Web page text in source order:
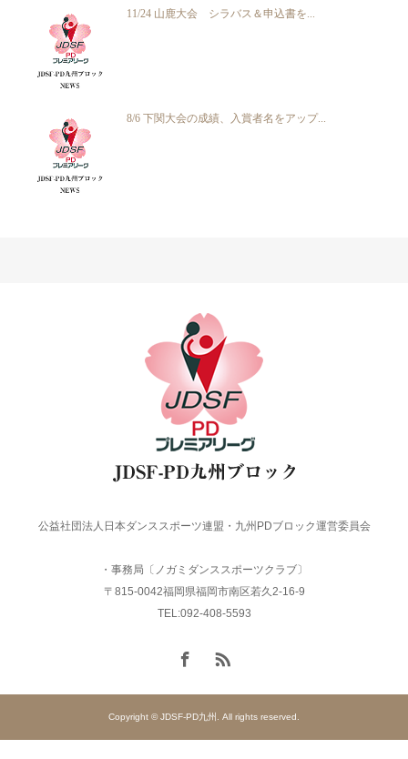
11/24 山鹿大会 シラバス＆申込書を...
8/6 下関大会の成績、入賞者名をアップ...
公益社団法人日本ダンススポーツ連盟・九州PDブロック運営委員会
・事務局〔ノガミダンススポーツクラブ〕
〒815-0042福岡県福岡市南区若久2-16-9
TEL:092-408-5593
Copyright © JDSF-PD九州. All rights reserved.